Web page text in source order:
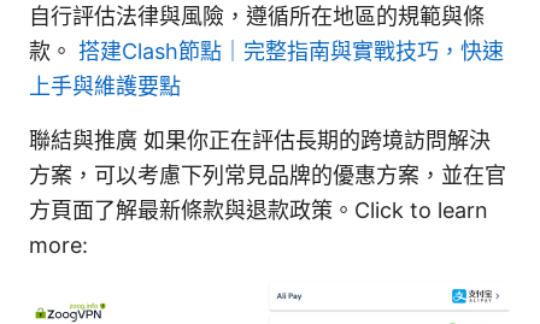
自行評估法律與風險，遵循所在地區的規範與條
款。 搭建Clash節點｜完整指南與實戰技巧，快速
上手與維護要點
聯結與推廣 如果你正在評估長期的跨境訪問解決
方案，可以考慮下列常見品牌的優惠方案，並在官
方頁面了解最新條款與退款政策。Click to learn
more: